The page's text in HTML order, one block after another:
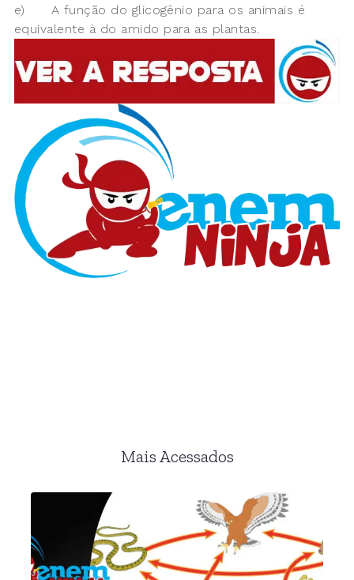
e) A função do glicogênio para os animais é
equivalente à do amido para as plantas.
Mais Acessados